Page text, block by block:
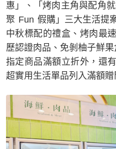
惠」、「烤肉主角與配角
聚 Fun 假購」三大生活提
中秋標配的禮盒、烤肉最
歷認證肉品、免剝柚子鮮
指定商品滿額立折外，還
超實用生活單品列入滿額贈